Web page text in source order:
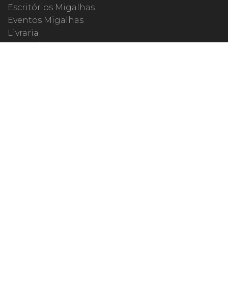
Escritórios Migalhas
Eventos Migalhas
Livraria
Precatórios